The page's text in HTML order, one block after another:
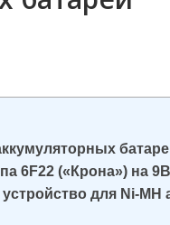
6F22 («Крона») на
для Ni-MH